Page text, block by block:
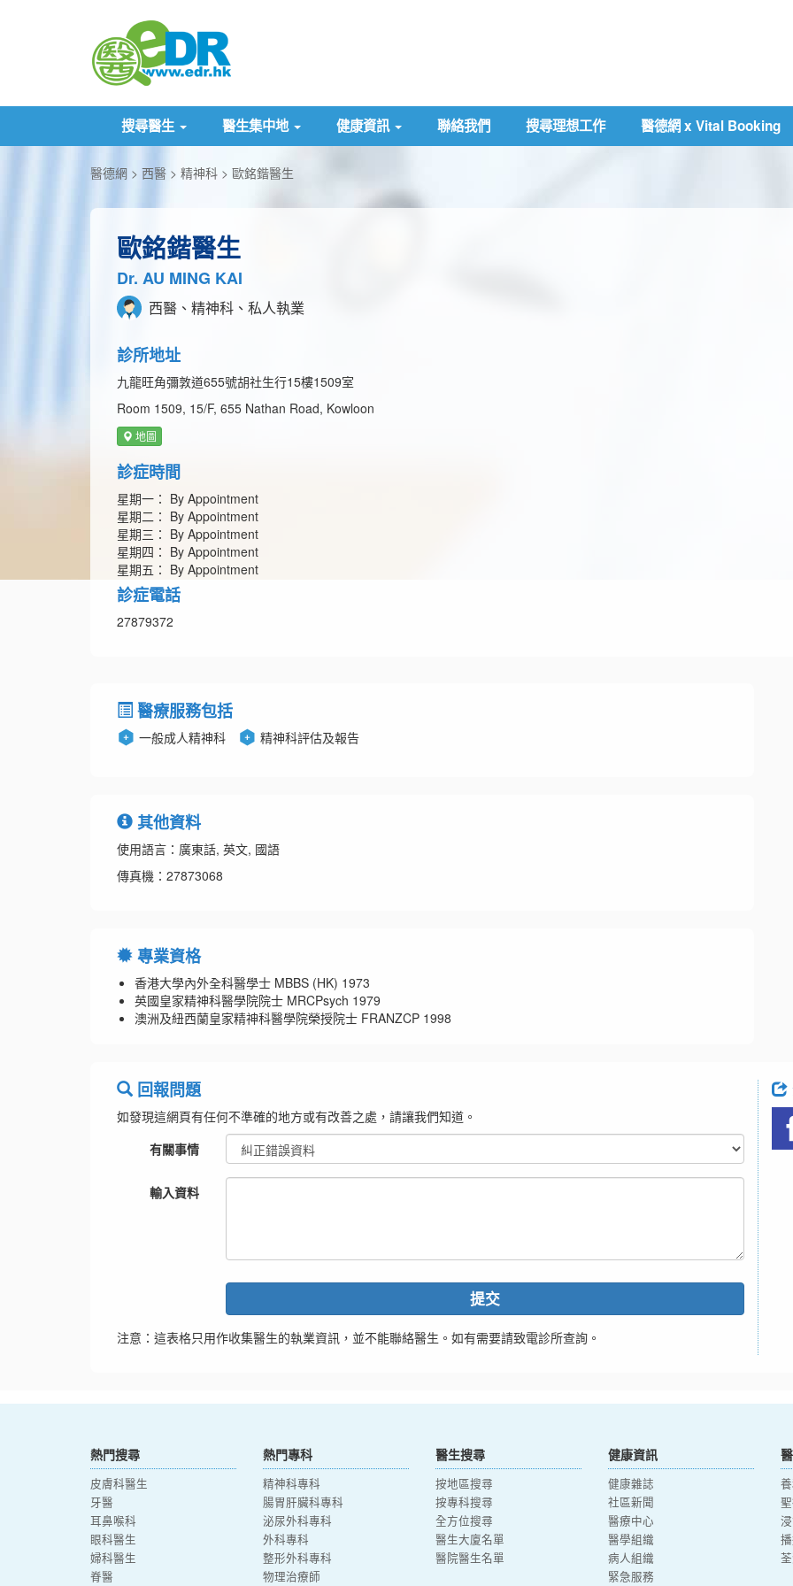
搜尋醫生 醫生集中地 健康資訊 聯絡我們 搜尋理想工作 醫德網 x Vital Booking
醫德網 西醫 精神科 歐銘鍇醫生
歐銘鍇醫生
Dr. AU MING KAI
西醫、精神科、私人執業
診所地址
九龍旺角彌敦道655號胡社生行15樓1509室
Room 1509, 15/F, 655 Nathan Road, Kowloon
地圖
診症時間
星期一： By Appointment
星期二： By Appointment
星期三： By Appointment
星期四： By Appointment
星期五： By Appointment
診症電話
27879372
醫療服務包括
一般成人精神科 精神科評估及報告
其他資料
使用語言：廣東話, 英文, 國語
傳真機：27873068
專業資格
香港大學內外全科醫學士 MBBS (HK) 1973
英國皇家精神科醫學院院士 MRCPsych 1979
澳洲及紐西蘭皇家精神科醫學院榮授院士 FRANZCP 1998
回報問題
如發現這網頁有任何不準確的地方或有改善之處，請讓我們知道。
有關事情
輸入資料
提交
注意：這表格只用作收集醫生的執業資訊，並不能聯絡醫生。如有需要請致電診所查詢。
熱門搜尋
皮膚科醫生
牙醫
耳鼻喉科
眼科醫生
婦科醫生
脊醫
熱門專科
精神科專科
腸胃肝臟科專科
泌尿外科專科
外科專科
整形外科專科
物理治療師
醫生搜尋
按地區搜尋
按專科搜尋
全方位搜尋
醫生大廈名單
醫院醫生名單
健康資訊
健康雜誌
社區新聞
醫療中心
醫學組織
病人組織
緊急服務